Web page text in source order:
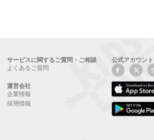
サービスに関するご質問・ご相談
よくあるご質問
運営会社
企業情報
採用情報
公式アカウント